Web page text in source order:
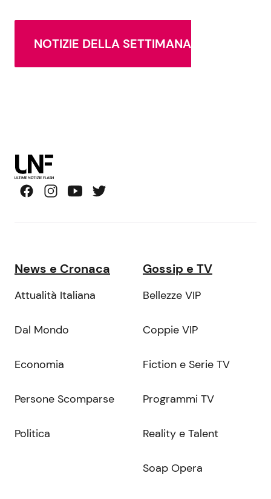
NOTIZIE DELLA SETTIMANA
News e Cronaca
Attualità Italiana
Dal Mondo
Economia
Persone Scomparse
Politica
Gossip e TV
Bellezze VIP
Coppie VIP
Fiction e Serie TV
Programmi TV
Reality e Talent
Soap Opera